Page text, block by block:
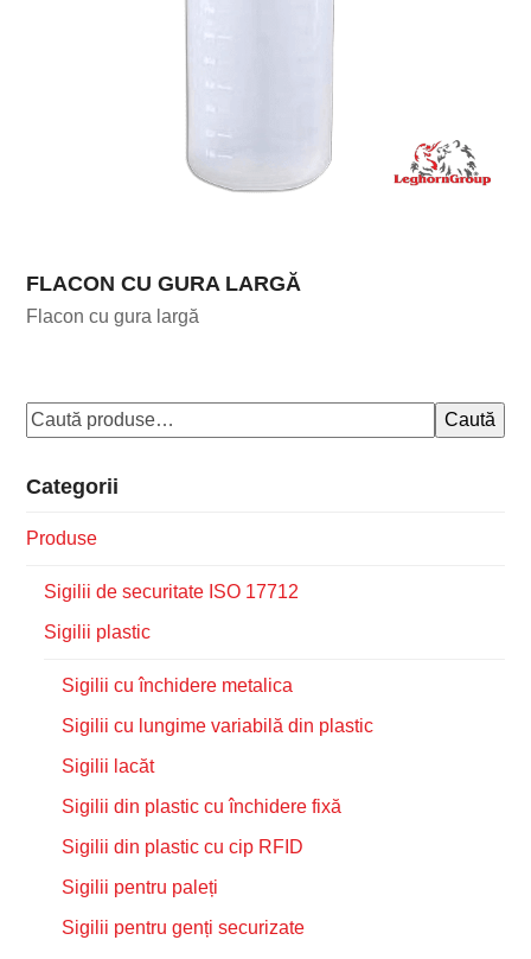
FLACON CU GURA LARGĂ
Flacon cu gura largă
Caută
Categorii
Produse
Sigilii de securitate ISO 17712
Sigilii plastic
Sigilii cu închidere metalica
Sigilii cu lungime variabilă din plastic
Sigilii lacăt
Sigilii din plastic cu închidere fixă
Sigilii din plastic cu cip RFID
Sigilii pentru paleți
Sigilii pentru genți securizate